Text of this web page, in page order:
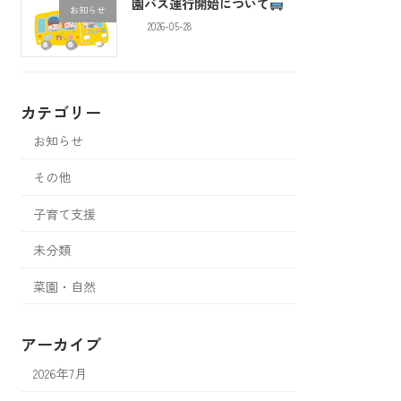
お知らせ 園バス運行開始について
2026-05-28
カテゴリー
お知らせ
その他
子育て支援
未分類
菜園・自然
アーカイブ
2026年7月